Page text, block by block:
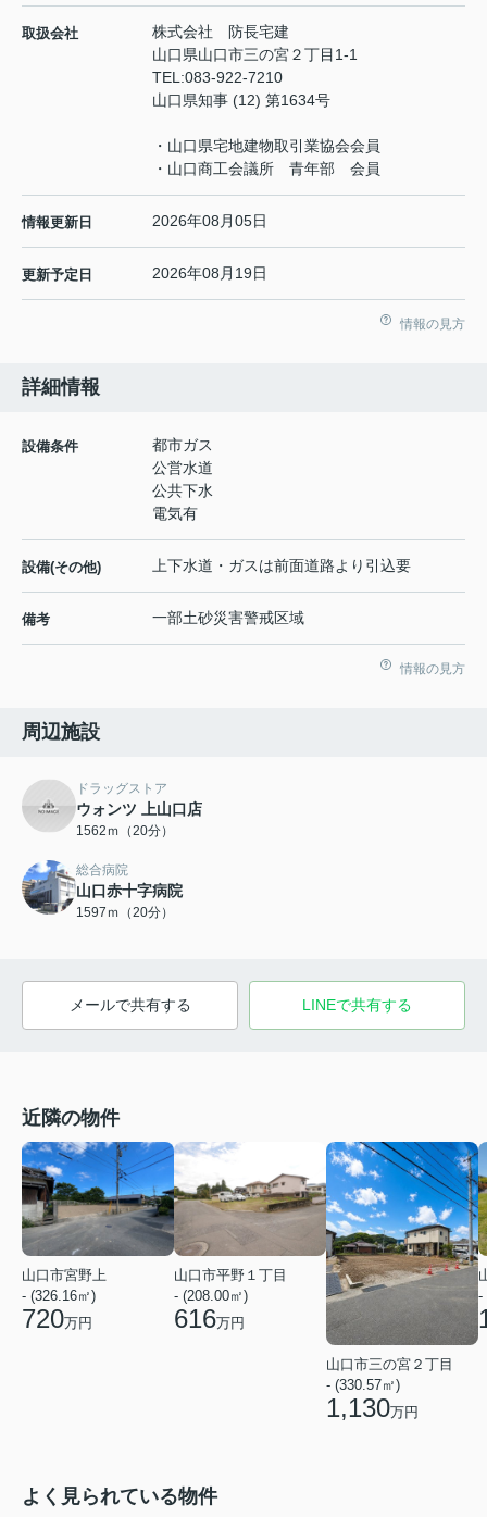
取扱会社
株式会社 防長宅建
山口県山口市三の宮２丁目1-1
TEL:083-922-7210
山口県知事 (12) 第1634号
・山口県宅地建物取引業協会会員
・山口商工会議所 青年部 会員
情報更新日 2026年08月05日
更新予定日 2026年08月19日
情報の見方
詳細情報
設備条件
都市ガス
公営水道
公共下水
電気有
設備(その他) 上下水道・ガスは前面道路より引込要
備考 一部土砂災害警戒区域
情報の見方
周辺施設
ドラッグストア
ウォンツ 上山口店
1562ｍ（20分）
総合病院
山口赤十字病院
1597ｍ（20分）
メールで共有する LINEで共有する
近隣の物件
山口市宮野上
- (326.16㎡)
720万円
山口市平野１丁目
- (208.00㎡)
616万円
山口市三の宮２丁目
- (330.57㎡)
1,130万円
-
よく見られている物件